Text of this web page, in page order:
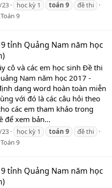
23 học kỳ 1 toán 9
đề thi
9
tỉnh Quảng Nam năm học
cô và các em học sinh Đề thi
Nam năm học 2017 -
dạng word hoàn toàn miễn
với đó là các câu hỏi theo
các em tham khảo trong
để xem bản...
23 học kỳ 1 toán 9
đề thi
9
tỉnh Quảng Nam năm học